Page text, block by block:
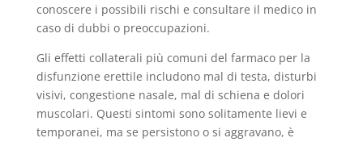
conoscere i possibili rischi e consultare il medico in
caso di dubbi o preoccupazioni.
Gli effetti collaterali più comuni del farmaco per la
disfunzione erettile includono mal di testa, disturbi
visivi, congestione nasale, mal di schiena e dolori
muscolari. Questi sintomi sono solitamente lievi e
temporanei, ma se persistono o si aggravano, è